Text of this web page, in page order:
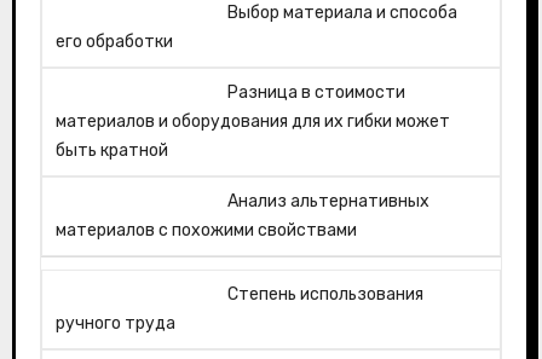
Выбор материала и способа
его обработки
Разница в стоимости
материалов и оборудования для их гибки может
быть кратной
Анализ альтернативных
материалов с похожими свойствами
Степень использования
ручного труда